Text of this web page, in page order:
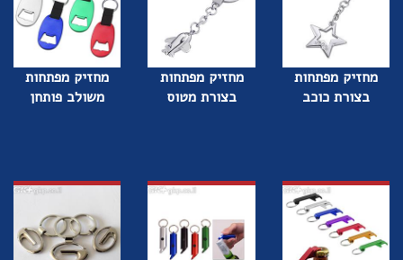
מחזיק מפתחות
בצורת כוכב
מחזיק מפתחות
בצורת מטוס
מחזיק מפתחות
משולב פותחן